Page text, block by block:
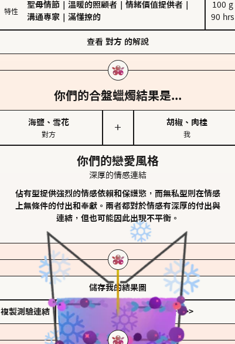
特性
聖母情節 溫暖的照顧者 情緒價值提供者
溝通專家
滿懂撩的
100 g
90 hrs
查看 對方 的解說
你們的合盤蠟燭結果是...
海鹽、雪花
對方
＋
胡椒、肉桂
我
你們的戀愛風格
深厚的情感連結
佔有型提供強烈的情感依賴和保護慾，而無私型則在情感
上無條件的付出和奉獻。兩者都對於情感有深厚的付出與
連結，但也可能因此出現不平衡。
儲存我的結果圖
複製測驗連結 查看香氛類型全解析 >>>